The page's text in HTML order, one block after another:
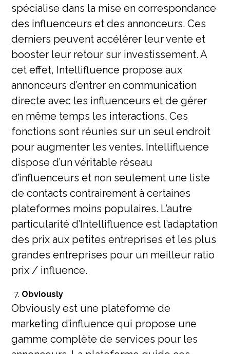
spécialise dans la mise en correspondance
des influenceurs et des annonceurs. Ces
derniers peuvent accélérer leur vente et
booster leur retour sur investissement. A
cet effet, Intellifluence propose aux
annonceurs d’entrer en communication
directe avec les influenceurs et de gérer
en même temps les interactions. Ces
fonctions sont réunies sur un seul endroit
pour augmenter les ventes. Intellifluence
dispose d’un véritable réseau
d’influenceurs et non seulement une liste
de contacts contrairement à certaines
plateformes moins populaires. L’autre
particularité d’Intellifluence est l’adaptation
des prix aux petites entreprises et les plus
grandes entreprises pour un meilleur ratio
prix / influence.
Obviously
Obviously est une plateforme de
marketing d’influence qui propose une
gamme complète de services pour les